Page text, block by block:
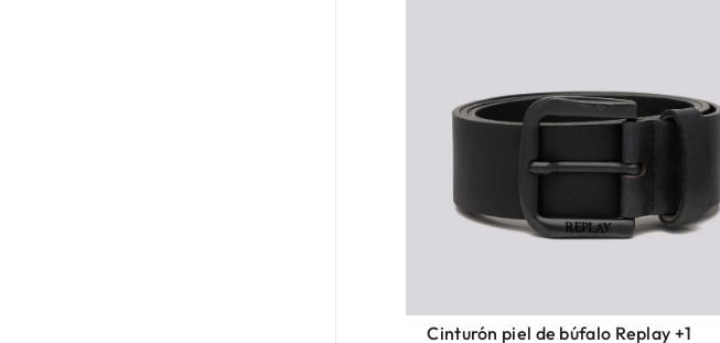
Cinturón piel de búfalo Replay +1